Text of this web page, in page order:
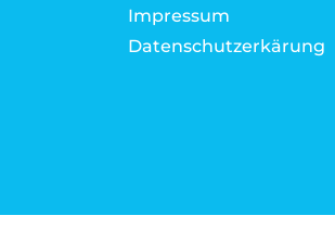
Impressum
Datenschutzerkärung